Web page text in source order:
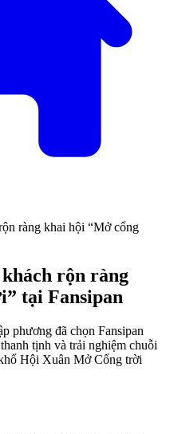
ràng khai hội “Mở cổng
rộn ràng
tại Fansipan
phương đã chọn Fansipan
tịnh và trải nghiệm chuỗi
Hội Xuân Mở Cổng trời